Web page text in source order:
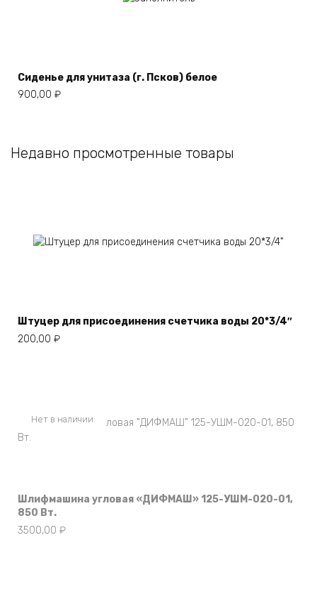
Сиденье для унитаза (г. Псков) белое
900,00 ₽
Недавно просмотренные товары
Штуцер для присоединения счетчика воды 20*3/4″
200,00 ₽
Нет в наличии
Шлифмашина угловая «ДИФМАШ» 125-УШМ-020-01,
850 Вт.
3500,00 ₽